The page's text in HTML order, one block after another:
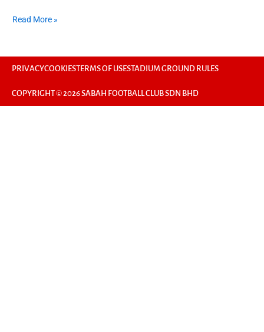
Read More »
PRIVACYCOOKIESTERMS OF USESTADIUM GROUND RULES
COPYRIGHT © 2026 SABAH FOOTBALL CLUB SDN BHD